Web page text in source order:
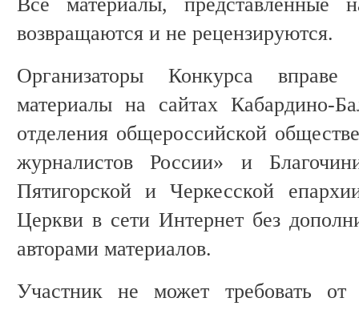
возвращаются и не рецензируются.
Организаторы Конкурса вправе
материалы на сайтах Кабардино-
отделения общероссийской
журналистов России» и
Пятигорской и Черкесской
Церкви в сети Интернет без
авторами материалов.
Участник не может требовать от